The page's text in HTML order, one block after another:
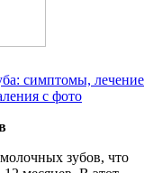
симптомы, лечение
с фото
зубов, что